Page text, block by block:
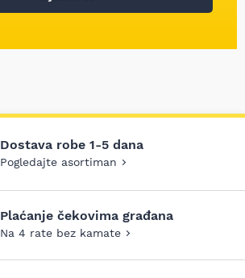
Dostava robe 1-5 dana
Pogledajte asortiman
Plaćanje čekovima građana
Na 4 rate bez kamate